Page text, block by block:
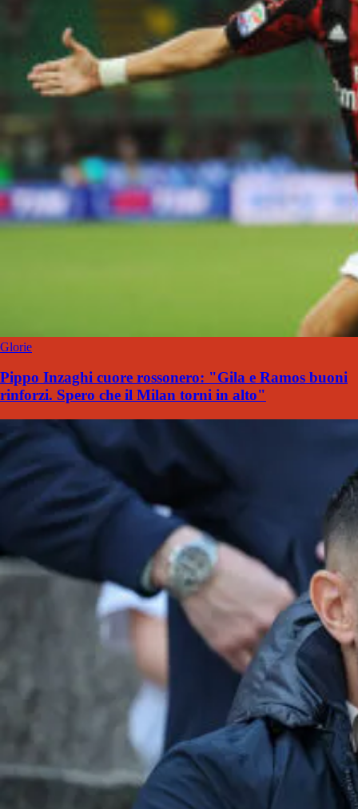
Glorie
Pippo Inzaghi cuore rossonero: "Gila e Ramos buoni
rinforzi. Spero che il Milan torni in alto"